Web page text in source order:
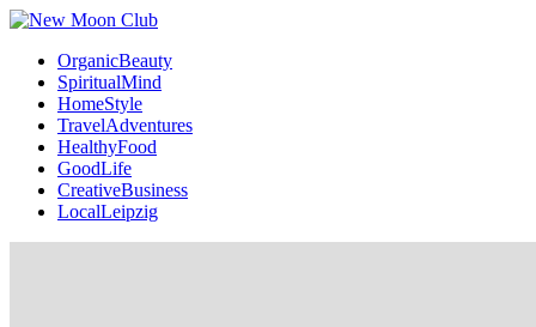
OrganicBeauty
SpiritualMind
HomeStyle
TravelAdventures
HealthyFood
GoodLife
CreativeBusiness
LocalLeipzig